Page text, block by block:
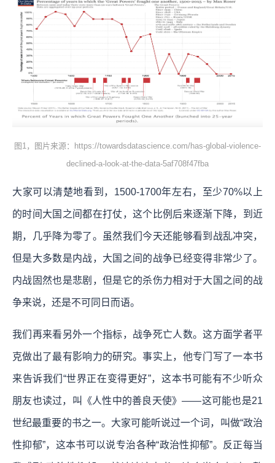
图1，图片来源：https://towardsdatascience.com/has-global-violence-
declined-a-look-at-the-data-5af708f47fba
大家可以清楚地看到，1500-1700年左右，至少70%以上
的时间大国之间都在打仗，这个比例后来逐渐下降，到近
期，几乎降为零了。虽然我们今天还能够看到战乱冲突，
但是大多数是内战，大国之间的战争已经变得非常少了。
内战固然也是悲剧，但是它的杀伤力相对于大国之间的战
争来说，还是不可同日而语。
我们再来看另外一个指标，战争死亡人数。这方面学者平
克做出了最有影响力的研究。事实上，他专门写了一本书
来告诉我们“世界正在变得更好”，这本书可能有不少听众
朋友也读过，叫《人性中的善良天使》——这可能也是21
世纪最重要的书之一。大家可能听说过一个词，叫做“政治
性抑郁”，这本书可以说专治各种“政治性抑郁”。反正每当